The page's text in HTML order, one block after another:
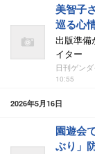
美智子
巡る心
出版準備
イター
日刊ゲン
10:55
2026年5月16日
園遊会
ぶり」